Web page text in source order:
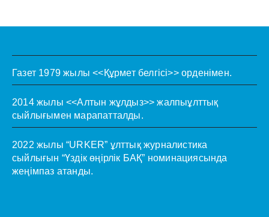
Газет 1979 жылы <<Құрмет белгісі>> орденімен.
2014 жылы <<Алтын жұлдыз>> жалпыұлттық
сыйлығымен марапатталды.
2022 жылы “URKER” ұлттық журналистика
сыйлығын “Үздік өңірлік БАҚ” номинациясында
жеңімпаз атанды.